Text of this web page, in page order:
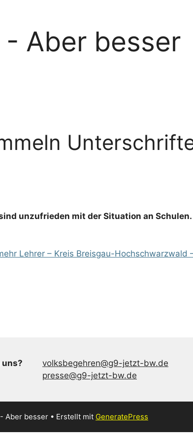
Aber besser
unzufrieden mit der Situation an
Lehrer – Kreis Breisgau-Hochschwarzwald
uns?
volksbegehren@g9-jetzt-bw.de
presse@g9-jetzt-bw.de
Aber besser • Erstellt mit GeneratePress